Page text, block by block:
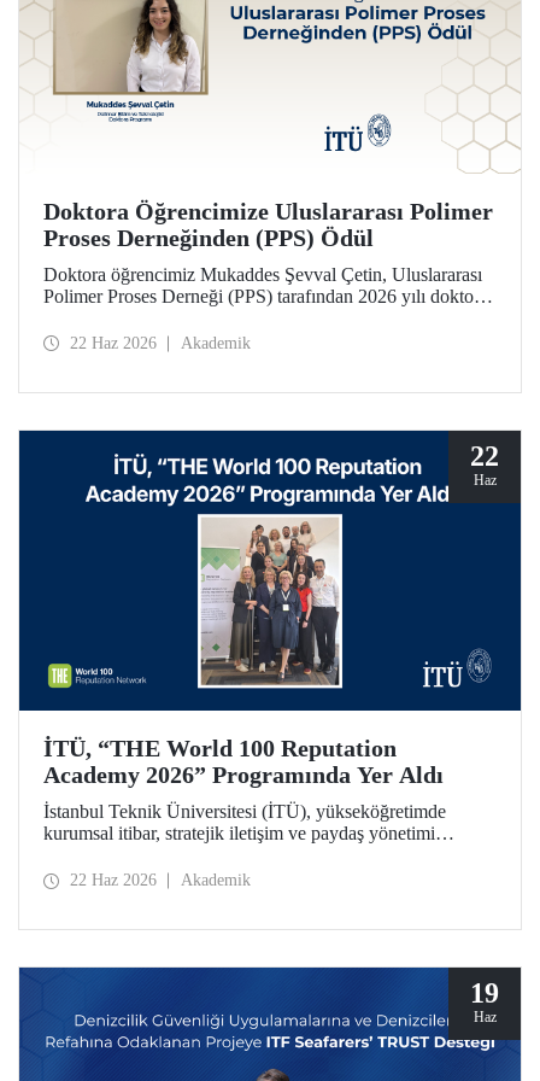
Doktora Öğrencimize Uluslararası Polimer
Proses Derneğinden (PPS) Ödül
Doktora öğrencimiz Mukaddes Şevval Çetin, Uluslararası
Polimer Proses Derneği (PPS) tarafından 2026 yılı doktora
ödülü İtalya’da düzenlenecek PPS-41 konferansında
22 Haz 2026 Akademik
22
Haz
İTÜ, “THE World 100 Reputation
Academy 2026” Programında Yer Aldı
İstanbul Teknik Üniversitesi (İTÜ), yükseköğretimde
kurumsal itibar, stratejik iletişim ve paydaş yönetimi
World 100 Reputation Network tarafından düzenlenen
22 Haz 2026 Akademik
19
Haz